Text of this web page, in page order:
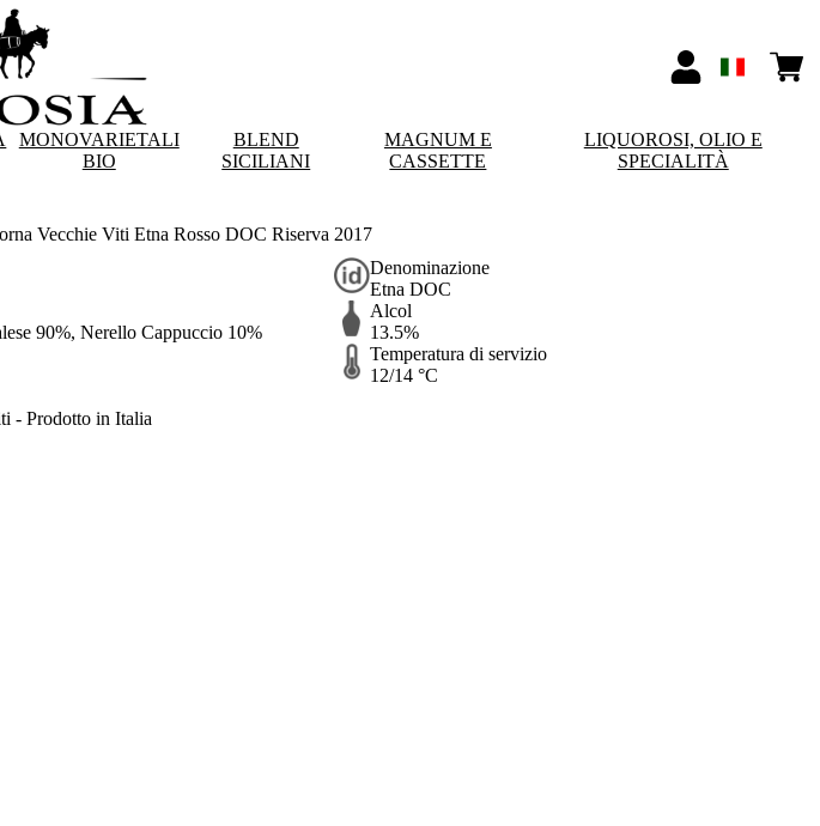
MONOVARIETALI
BIO
BLEND
SICILIANI
MAGNUM E
CASSETTE
LIQUOROSI, OLIO E
SPECIALITÀ
Vecchie Viti Etna Rosso DOC Riserva 2017
Denominazione
Etna DOC
90%, Nerello Cappuccio 10%
Alcol
13.5%
Temperatura di servizio
12/14 °C
- Prodotto in Italia